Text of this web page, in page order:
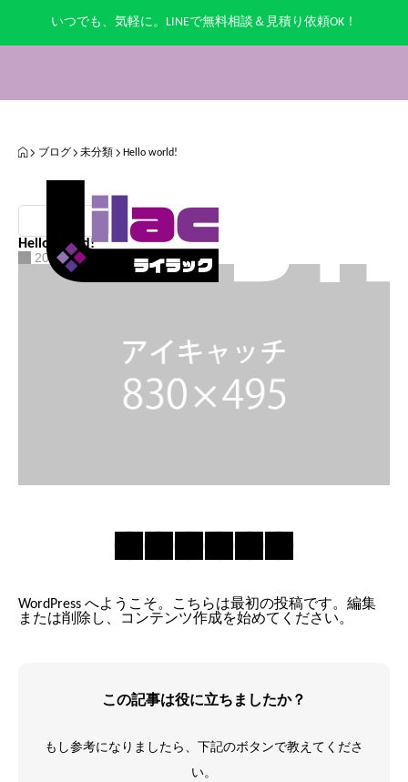
いつでも、気軽に。LINEで無料相談＆見積り依頼OK！
HOME
ブログ 未分類 Hello world!
Hello world!
2022.10.27
WordPress へようこそ。こちらは最初の投稿です。編集
または削除し、コンテンツ作成を始めてください。
この記事は役に立ちましたか？
もし参考になりましたら、下記のボタンで教えてくださ
い。